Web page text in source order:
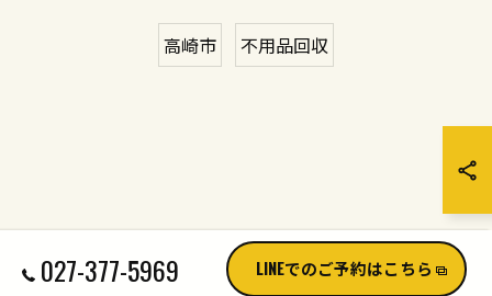
高崎市 不用品回収
027-377-5969 LINEでのご予約はこちら